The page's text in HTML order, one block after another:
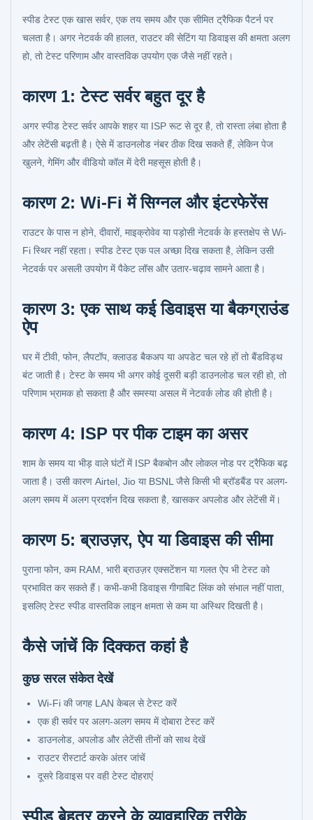
स्पीड टेस्ट एक खास सर्वर, एक तय समय और एक सीमित ट्रैफिक पैटर्न पर
चलता है। अगर नेटवर्क की हालत, राउटर की सेटिंग या डिवाइस की क्षमता अलग
हो, तो टेस्ट परिणाम और वास्तविक उपयोग एक जैसे नहीं रहते।
कारण 1: टेस्ट सर्वर बहुत दूर है
अगर स्पीड टेस्ट सर्वर आपके शहर या ISP रूट से दूर है, तो रास्ता लंबा होता है
और लेटेंसी बढ़ती है। ऐसे में डाउनलोड नंबर ठीक दिख सकते हैं, लेकिन पेज
खुलने, गेमिंग और वीडियो कॉल में देरी महसूस होती है।
कारण 2: Wi-Fi में सिग्नल और इंटरफेरेंस
राउटर के पास न होने, दीवारों, माइक्रोवेव या पड़ोसी नेटवर्क के हस्तक्षेप से Wi-
Fi स्थिर नहीं रहता। स्पीड टेस्ट एक पल अच्छा दिख सकता है, लेकिन उसी
नेटवर्क पर असली उपयोग में पैकेट लॉस और उतार-चढ़ाव सामने आता है।
कारण 3: एक साथ कई डिवाइस या बैकग्राउंड
ऐप
घर में टीवी, फोन, लैपटॉप, क्लाउड बैकअप या अपडेट चल रहे हों तो बैंडविड्थ
बंट जाती है। टेस्ट के समय भी अगर कोई दूसरी बड़ी डाउनलोड चल रही हो, तो
परिणाम भ्रामक हो सकता है और समस्या असल में नेटवर्क लोड की होती है।
कारण 4: ISP पर पीक टाइम का असर
शाम के समय या भीड़ वाले घंटों में ISP बैकबोन और लोकल नोड पर ट्रैफिक बढ़
जाता है। उसी कारण Airtel, Jio या BSNL जैसे किसी भी ब्रॉडबैंड पर अलग-
अलग समय में अलग प्रदर्शन दिख सकता है, खासकर अपलोड और लेटेंसी में।
कारण 5: ब्राउज़र, ऐप या डिवाइस की सीमा
पुराना फोन, कम RAM, भारी ब्राउज़र एक्सटेंशन या गलत ऐप भी टेस्ट को
प्रभावित कर सकते हैं। कभी-कभी डिवाइस गीगाबिट लिंक को संभाल नहीं पाता,
इसलिए टेस्ट स्पीड वास्तविक लाइन क्षमता से कम या अस्थिर दिखती है।
कैसे जांचें कि दिक्कत कहां है
कुछ सरल संकेत देखें
Wi-Fi की जगह LAN केबल से टेस्ट करें
एक ही सर्वर पर अलग-अलग समय में दोबारा टेस्ट करें
डाउनलोड, अपलोड और लेटेंसी तीनों को साथ देखें
राउटर रीस्टार्ट करके अंतर जांचें
दूसरे डिवाइस पर वही टेस्ट दोहराएं
स्पीड बेहतर करने के व्यावहारिक तरीके